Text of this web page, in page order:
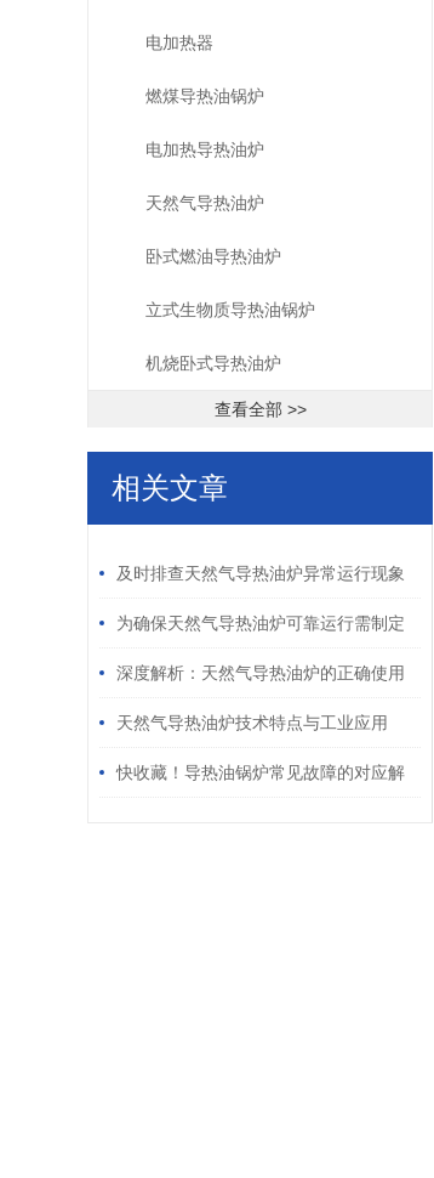
电加热器
燃煤导热油锅炉
电加热导热油炉
天然气导热油炉
卧式燃油导热油炉
立式生物质导热油锅炉
机烧卧式导热油炉
查看全部 >>
相关文章
及时排查天然气导热油炉异常运行现象
维持生产供热的稳定性
为确保天然气导热油炉可靠运行需制定
科学的定期维护保养方案
深度解析：天然气导热油炉的正确使用
方法全攻略
天然气导热油炉技术特点与工业应用
快收藏！导热油锅炉常见故障的对应解